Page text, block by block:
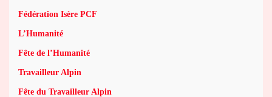
Fédération Isère PCF
L’Humanité
Fête de l’Humanité
Travailleur Alpin
Fête du Travailleur Alpin